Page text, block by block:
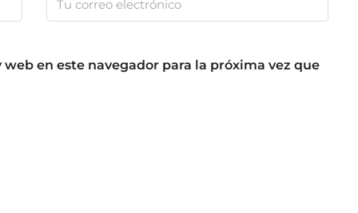
en este navegador para la próxima vez que